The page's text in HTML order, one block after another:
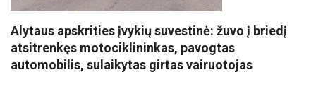
Alytaus apskrities įvykių suvestinė: žuvo į briedį
atsitrenkęs motociklininkas, pavogtas
automobilis, sulaikytas girtas vairuotojas